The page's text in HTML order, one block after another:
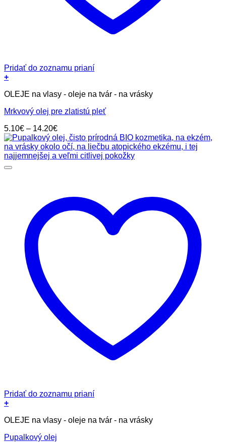
Pridať do zoznamu prianí
+
produkt
viacero
Možnosti
si
môžete
vybrať
na
OLEJE na vlasy - oleje na tvár - na vrásky
Mrkvový olej pre zlatistú pleť
5.10€ – 14.20€Price
range:
5.10€
through
Pridať do zoznamu prianí
+
OLEJE na vlasy - oleje na tvár - na vrásky
Pupalkový olej